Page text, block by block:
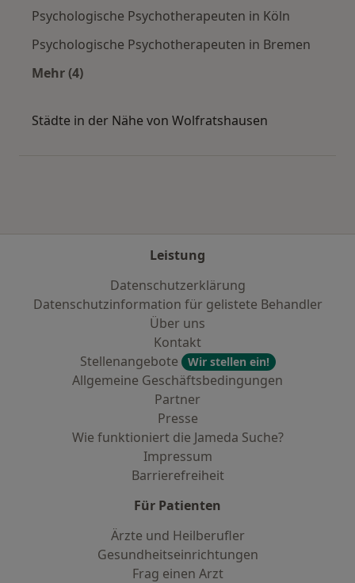
Psychologische Psychotherapeuten in Köln
Psychologische Psychotherapeuten in Bremen
Mehr (4)
Städte in der Nähe von Wolfratshausen
Leistung
Datenschutzerklärung
Datenschutzinformation für gelistete Behandler
Über uns
Kontakt
Stellenangebote
Wir stellen ein!
Allgemeine Geschäftsbedingungen
Partner
Presse
Wie funktioniert die Jameda Suche?
Impressum
Barrierefreiheit
Für Patienten
Ärzte und Heilberufler
Gesundheitseinrichtungen
Frag einen Arzt